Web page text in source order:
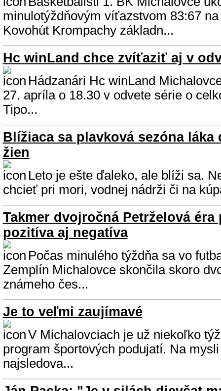
minulotýždňovým víťazstvom 83:67
Kovohút Krompachy základn...
Hc winLand chce zvíťaziť aj v
Hádzanári Hc winLand
27. apríla o 18.30 v odvete série o
Tipo...
Blížiaca sa plavková sezóna láka
žien
Leto je ešte ďaleko, ale blíži sa.
chcieť pri mori, vodnej nádrži či na
Takmer dvojročná Petrželová éra
pozitíva aj negatíva
Počas minulého týždňa sa vo
Zemplín Michalovce skončila skoro
známeho čes...
Je to veľmi zaujímavé
V Michalovciach je už niekoľko
program športových podujatí. Na
najsledova...